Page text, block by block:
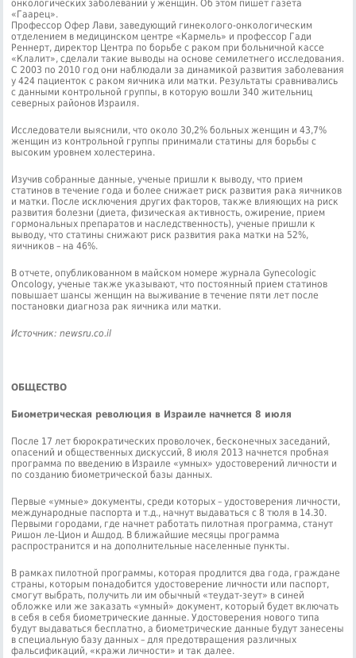
онкологических заболеваний у женщин. Об этом пишет газета
«Гаарец».
Профессор Офер Лави, заведующий гинеколого-онкологическим
отделением в медицинском центре «Кармель» и профессор Гади
Реннерт, директор Центра по борьбе с раком при больничной кассе
«Клалит», сделали такие выводы на основе семилетнего исследования.
С 2003 по 2010 год они наблюдали за динамикой развития заболевания
у 424 пациенток с раком яичника или матки. Результаты сравнивались
с данными контрольной группы, в которую вошли 340 жительниц
северных районов Израиля.
Исследователи выяснили, что около 30,2% больных женщин и 43,7%
женщин из контрольной группы принимали статины для борьбы с
высоким уровнем холестерина.
Изучив собранные данные, ученые пришли к выводу, что прием
статинов в течение года и более снижает риск развития рака яичников
и матки. После исключения других факторов, также влияющих на риск
развития болезни (диета, физическая активность, ожирение, прием
гормональных препаратов и наследственность), ученые пришли к
выводу, что статины снижают риск развития рака матки на 52%,
яичников – на 46%.
В отчете, опубликованном в майском номере журнала Gynecologic
Oncology, ученые также указывают, что постоянный прием статинов
повышает шансы женщин на выживание в течение пяти лет после
постановки диагноза рак яичника или матки.
Источник: newsru.co.il
ОБЩЕСТВО
Биометрическая революция в Израиле начнется 8 июля
После 17 лет бюрократических проволочек, бесконечных заседаний,
опасений и общественных дискуссий, 8 июля 2013 начнется пробная
программа по введению в Израиле «умных» удостоверений личности и
по созданию биометрической базы данных.
Первые «умные» документы, среди которых – удостоверения личности,
международные паспорта и т.д., начнут выдаваться с 8 тюля в 14.30.
Первыми городами, где начнет работать пилотная программа, станут
Ришон ле-Цион и Ашдод. В ближайшие месяцы программа
распространится и на дополнительные населенные пункты.
В рамках пилотной программы, которая продлится два года, граждане
страны, которым понадобится удостоверение личности или паспорт,
смогут выбрать, получить ли им обычный «теудат-зеут» в синей
обложке или же заказать «умный» документ, который будет включать
в себя в себя биометрические данные. Удостоверения нового типа
будут выдаваться бесплатно, а биометрические данные будут занесены
в специальную базу данных – для предотвращения различных
фальсификаций, «кражи личности» и так далее.